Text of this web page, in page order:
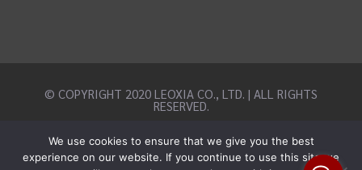
© COPYRIGHT 2020 LEOXIA CO., LTD. | ALL RIGHTS
RESERVED.
We use cookies to ensure that we give you the best
experience on our website. If you continue to use this site we